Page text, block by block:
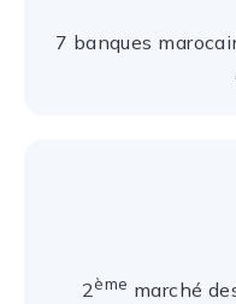
7 banques
2ème marché